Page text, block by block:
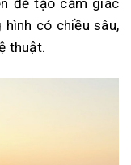
để tạo cảm giác
có chiều sâu,
thuật.